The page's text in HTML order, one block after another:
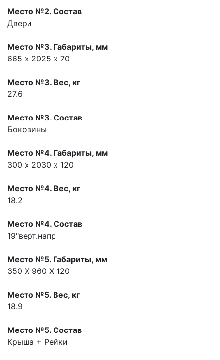
Место №2. Состав
Двери
Место №3. Габариты, мм
665 х 2025 х 70
Место №3. Вес, кг
27.6
Место №3. Состав
Боковины
Место №4. Габариты, мм
300 х 2030 х 120
Место №4. Вес, кг
18.2
Место №4. Состав
19"верт.напр
Место №5. Габариты, мм
350 Х 960 Х 120
Место №5. Вес, кг
18.9
Место №5. Состав
Крыша + Рейки